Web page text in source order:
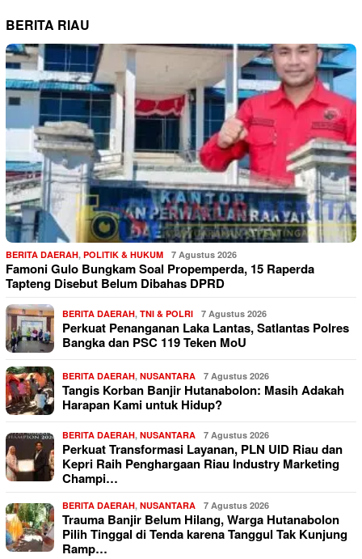
BERITA RIAU
BERITA DAERAH, POLITIK & HUKUM 7 Agustus 2026
Famoni Gulo Bungkam Soal Propemperda, 15 Raperda
Tapteng Disebut Belum Dibahas DPRD
BERITA DAERAH, TNI & POLRI 7 Agustus 2026
Perkuat Penanganan Laka Lantas, Satlantas Polres
Bangka dan PSC 119 Teken MoU
BERITA DAERAH, NUSANTARA 7 Agustus 2026
Tangis Korban Banjir Hutanabolon: Masih Adakah
Harapan Kami untuk Hidup?
BERITA DAERAH, NUSANTARA 7 Agustus 2026
Perkuat Transformasi Layanan, PLN UID Riau dan
Kepri Raih Penghargaan Riau Industry Marketing
Champi…
BERITA DAERAH, NUSANTARA 7 Agustus 2026
Trauma Banjir Belum Hilang, Warga Hutanabolon
Pilih Tinggal di Tenda karena Tanggul Tak Kunjung
Ramp…